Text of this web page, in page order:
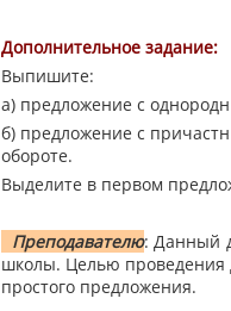
Дополнительное задание:
Выпишите:
а) предложение с
б) предложение с
обороте.
Выделите в первом
Преподавателю: Данный
школы. Целью проведения
простого предложения.